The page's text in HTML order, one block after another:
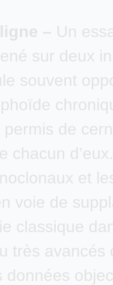
– Un
sur deux
souvent
de
chacun
et
voie de
classique
très avancés
données